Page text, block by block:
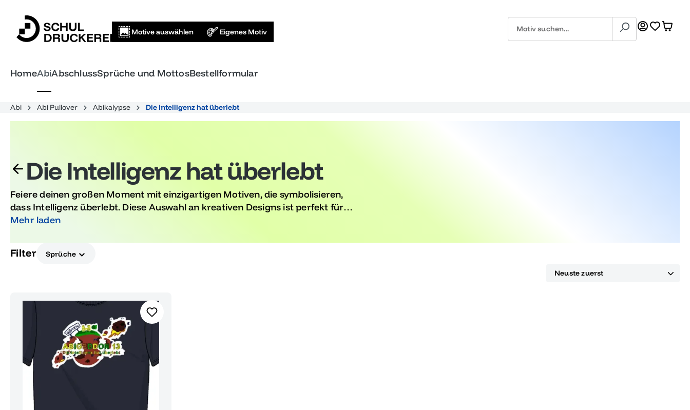
Motive auswählen Eigenes Motiv
HomeAbiAbschlussSprüche und MottosBestellformular
Abi Abi Pullover Abikalypse Die Intelligenz hat überlebt
Die Intelligenz hat überlebt
Feiere deinen großen Moment mit einzigartigen Motiven, die symbolisieren,
dass Intelligenz überlebt. Diese Auswahl an kreativen Designs ist perfekt für
Abiturienten, die ihre Leistungen würdigen und den Start in einen neuen
Mehr laden
Filter Sprüche